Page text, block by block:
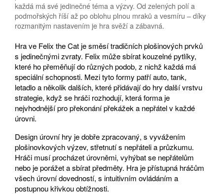
každá má své jedinečné téma a výzvy. Od zelených polí a
podmořských říší až po oblohu plnou mraků a vesmíru – díky
rozmanitým nastavením je hra svěží a zábavná.
Hra ve Felix the Cat je směsí tradičních plošinových prvků
s jedinečnými zvraty. Felix může sbírat kouzelné pytlíky,
které ho přeměňují do různých podob, z nichž každá má
speciální schopnosti. Mezi tyto formy patří auto, tank,
letadlo a několik dalších, které přidávají do hry další vrstvu
strategie, když se hráči rozhodují, která forma je
nejvhodnější pro překonání překážek a nepřátel v každé
úrovni.
Design úrovní hry je dobře zpracovaný, s vyvážením
plošinovkových výzev, střetnutí s nepřáteli a průzkumu.
Hráči musí procházet úrovněmi, vyhýbat se nepřátelům
nebo je porážet a sbírat předměty. Hra je přístupná hráčům
všech úrovní dovedností, s intuitivním ovládáním a
postupnou křivkou obtížnosti.